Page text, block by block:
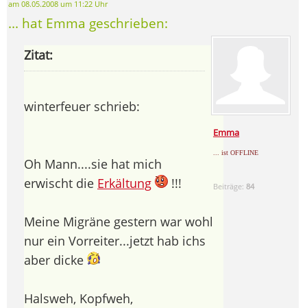
am 08.05.2008 um 11:22 Uhr
... hat Emma geschrieben:
Emma
... ist OFFLINE
Beiträge:84
Zitat:
winterfeuer schrieb:
Oh Mann....sie hat mich
erwischt die Erkältung !!!
Meine Migräne gestern war wohl
nur ein Vorreiter...jetzt hab ichs
aber dicke
Halsweh, Kopfweh,